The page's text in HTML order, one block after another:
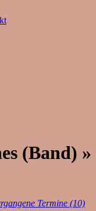
(Band) »
Termine (10)